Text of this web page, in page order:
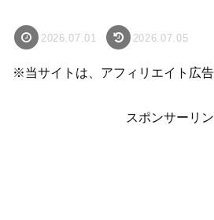
2026.07.01 2026.07.05
※当サイトは、アフィリエイト広
スポンサーリ